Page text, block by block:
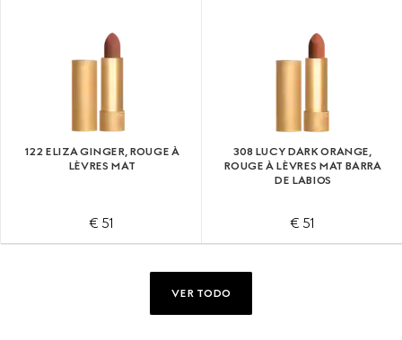
122 ELIZA GINGER, ROUGE À
LÈVRES MAT
€ 51
308 LUCY DARK ORANGE,
ROUGE À LÈVRES MAT BARRA
DE LABIOS
€ 51
VER TODO